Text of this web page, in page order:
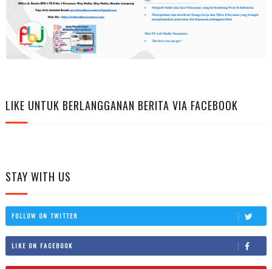
LIKE UNTUK BERLANGGANAN BERITA VIA FACEBOOK
STAY WITH US
FOLLOW ON TWITTER
LIKE ON FACEBOOK